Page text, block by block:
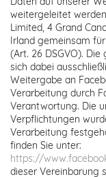
weitergeleitet
Limited, 4 Grand
Irland gemeinsam
(Art. 26 DSGVO).
sich dabei
Weitergabe an
Verarbeitung durch
Verantwortung. Die
Verpflichtungen
Verarbeitung
finden Sie unter:
https://
dieser Vereinbarung